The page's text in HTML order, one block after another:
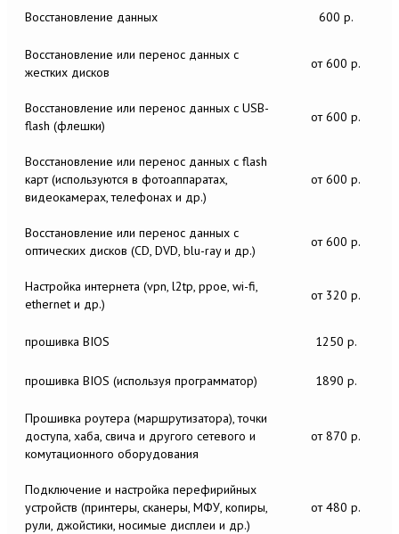
Восстановление данных 600 р.
Восстановление или перенос данных c
жестких дисков
от 600 р.
Восстановление или перенос данных c USB-
flash (флешки)
от 600 р.
Восстановление или перенос данных c flash
карт (используются в фотоаппаратах,
видеокамерах, телефонах и др.)
от 600 р.
Восстановление или перенос данных c
оптических дисков (CD, DVD, blu-ray и др.)
от 600 р.
Настройка интернета (vpn, l2tp, ppoe, wi-fi,
ethernet и др.)
от 320 р.
прошивка BIOS 1250 р.
прошивка BIOS (используя программатор) 1890 р.
Прошивка роутера (маршрутизатора), точки
доступа, хаба, свича и другого сетевого и
комутационного оборудования
от 870 р.
Подключение и настройка перефирийных
устройств (принтеры, сканеры, МФУ, копиры,
рули, джойстики, носимые дисплеи и др.)
от 480 р.